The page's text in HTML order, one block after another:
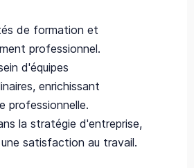
de formation et
professionnel.
d'équipes
enrichissant
professionnelle.
la stratégie d'entreprise,
satisfaction au travail.